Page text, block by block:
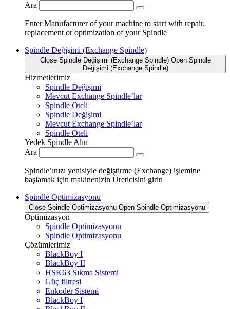
Ara
Enter Manufacturer of your machine to start with repair,
replacement or optimization of your Spindle
Spindle Değişimi (Exchange Spindle)
Close Spindle Değişimi (Exchange Spindle) Open Spindle
Değişimi (Exchange Spindle)
Hizmetlerimiz
Spindle Değişimi
Mevcut Exchange Spindle’lar
Spindle Oteli
Spindle Değişimi
Mevcut Exchange Spindle’lar
Spindle Oteli
Yedek Spindle Alın
Ara
Spindle’ınızı yenisiyle değiştirme (Exchange) işlemine
başlamak için makinenizin Üreticisini girin
Spindle Optimizasyonu
Close Spindle Optimizasyonu Open Spindle Optimizasyonu
Optimizasyon
Spindle Optimizasyonu
Spindle Optimizasyonu
Çözümlerimiz
BlackBoy I
BlackBoy II
HSK63 Sıkma Sistemi
Güç filtresi
Enkoder Sistemi
BlackBoy I